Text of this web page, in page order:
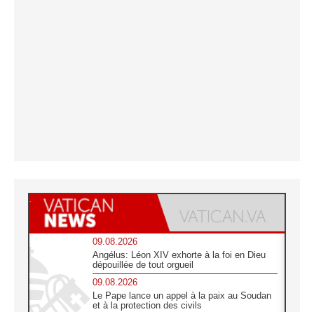
09.08.2026
Angélus: Léon XIV exhorte à la foi en Dieu
dépouillée de tout orgueil
09.08.2026
Le Pape lance un appel à la paix au Soudan
et à la protection des civils